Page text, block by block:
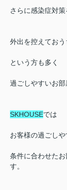
さらに感染症対
外出を控えておう
という方も多く
過ごしやすいお
SKHOUSEでは
お客様の過ごし
条件に合わせた
す。